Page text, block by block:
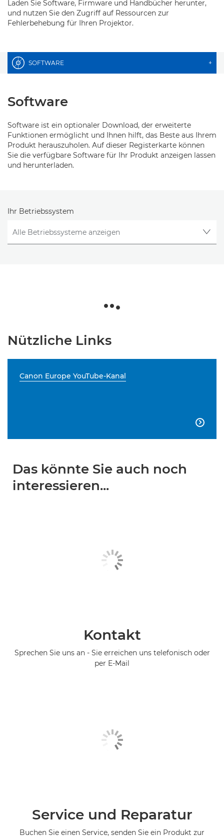
Laden Sie Software, Firmware und Handbücher herunter,
und nutzen Sie den Zugriff auf Ressourcen zur
Fehlerbehebung für Ihren Projektor.
SOFTWARE +
Software
Software ist ein optionaler Download, der erweiterte
Funktionen ermöglicht und Ihnen hilft, das Beste aus Ihrem
Produkt herauszuholen. Auf dieser Registerkarte können
Sie die verfügbare Software für Ihr Produkt anzeigen lassen
und herunterladen.
Ihr Betriebssystem
Nützliche Links
Canon Europe YouTube-Kanal

Das könnte Sie auch noch
interessieren...
Kontakt
Sprechen Sie uns an - Sie erreichen uns telefonisch oder
per E-Mail
Service und Reparatur
Buchen Sie einen Service, senden Sie ein Produkt zur